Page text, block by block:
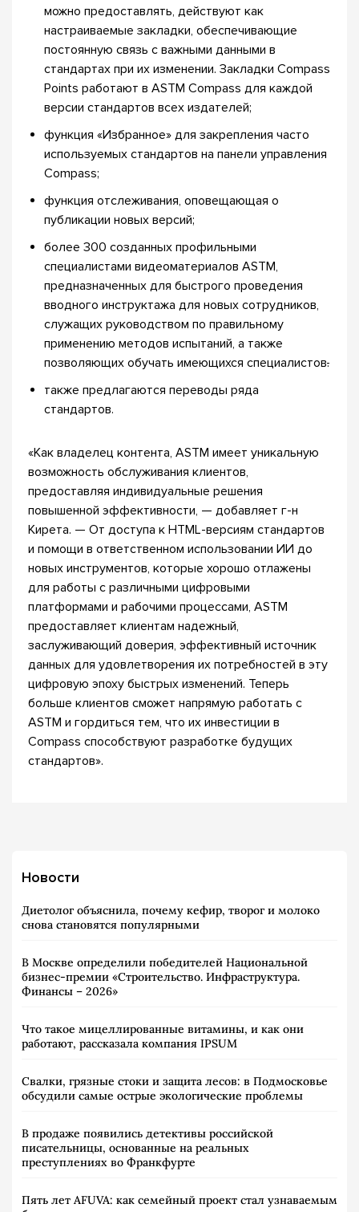
можно предоставлять, действуют как
настраиваемые закладки, обеспечивающие
постоянную связь с важными данными в
стандартах при их изменении. Закладки Compass
Points работают в ASTM Compass для каждой
версии стандартов всех издателей;
функция «Избранное» для закрепления часто
используемых стандартов на панели управления
Compass;
функция отслеживания, оповещающая о
публикации новых версий;
более 300 созданных профильными
специалистами видеоматериалов ASTM,
предназначенных для быстрого проведения
вводного инструктажа для новых сотрудников,
служащих руководством по правильному
применению методов испытаний, а также
позволяющих обучать имеющихся специалистов.
также предлагаются переводы ряда
стандартов.
«Как владелец контента, ASTM имеет уникальную
возможность обслуживания клиентов,
предоставляя индивидуальные решения
повышенной эффективности, — добавляет г-н
Кирета. — От доступа к HTML-версиям стандартов
и помощи в ответственном использовании ИИ до
новых инструментов, которые хорошо отлажены
для работы с различными цифровыми
платформами и рабочими процессами, ASTM
предоставляет клиентам надежный,
заслуживающий доверия, эффективный источник
данных для удовлетворения их потребностей в эту
цифровую эпоху быстрых изменений. Теперь
больше клиентов сможет напрямую работать с
ASTM и гордиться тем, что их инвестиции в
Compass способствуют разработке будущих
стандартов».
Новости
Диетолог объяснила, почему кефир, творог и молоко
снова становятся популярными
В Москве определили победителей Национальной
бизнес-премии «Строительство. Инфраструктура.
Финансы – 2026»
Что такое мицеллированные витамины, и как они
работают, рассказала компания IPSUM
Свалки, грязные стоки и защита лесов: в Подмосковье
обсудили самые острые экологические проблемы
В продаже появились детективы российской
писательницы, основанные на реальных
преступлениях во Франкфурте
Пять лет AFUVA: как семейный проект стал узнаваемым